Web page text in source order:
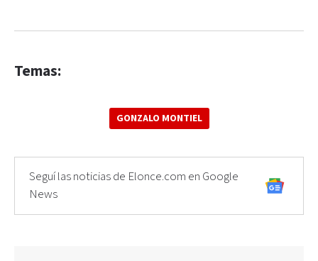
Temas:
GONZALO MONTIEL
Seguí las noticias de Elonce.com en Google
News